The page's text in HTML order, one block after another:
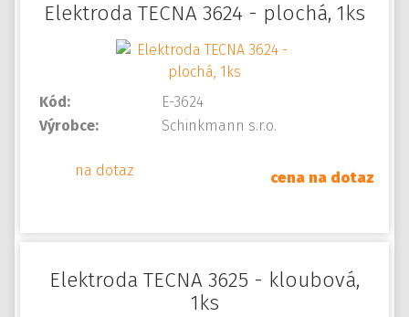
Elektroda TECNA 3624 - plochá, 1ks
Kód:
E-3624
Výrobce:
Schinkmann s.r.o.
na dotaz cena na dotaz
Elektroda TECNA 3625 - kloubová,
1ks